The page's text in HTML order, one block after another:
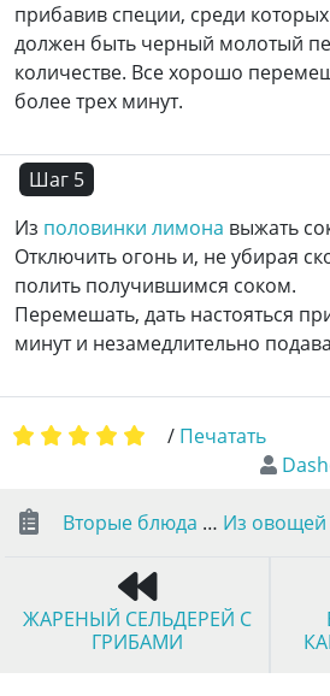
прибавив специи, среди
должен быть черный молотый
количестве. Все хорошо
более трех минут.
Шаг 5
Из половинки лимона выжать
Отключить огонь и, не убирая
полить получившимся соком.
Перемешать, дать настояться
минут и незамедлительно
/ Печатать
Вторые блюда … Из овощей
ЖАРЕНЫЙ СЕЛЬДЕРЕЙ С
ГРИБАМИ